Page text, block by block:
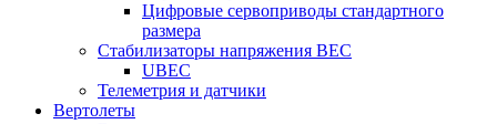
Цифровые сервоприводы стандартного
размера
Стабилизаторы напряжения BEC
UBEC
Телеметрия и датчики
Вертолеты